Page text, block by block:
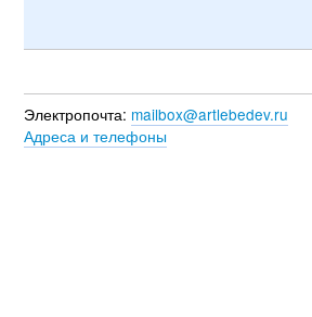
Электропочта: mailbox@artlebedev.ru
Адреса и телефоны